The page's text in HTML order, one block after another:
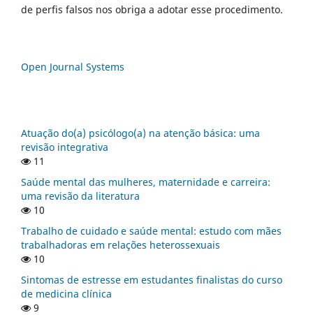
de perfis falsos nos obriga a adotar esse procedimento.
Open Journal Systems
Atuação do(a) psicólogo(a) na atenção básica: uma
revisão integrativa
11
Saúde mental das mulheres, maternidade e carreira:
uma revisão da literatura
10
Trabalho de cuidado e saúde mental: estudo com mães
trabalhadoras em relações heterossexuais
10
Sintomas de estresse em estudantes finalistas do curso
de medicina clínica
9